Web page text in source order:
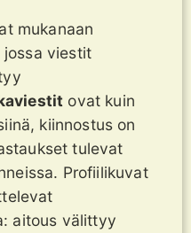
mukanaan
jossa viestit
ovat kuin
kiinnostus on
tulevat
Profiilikuvat
aitous välittyy